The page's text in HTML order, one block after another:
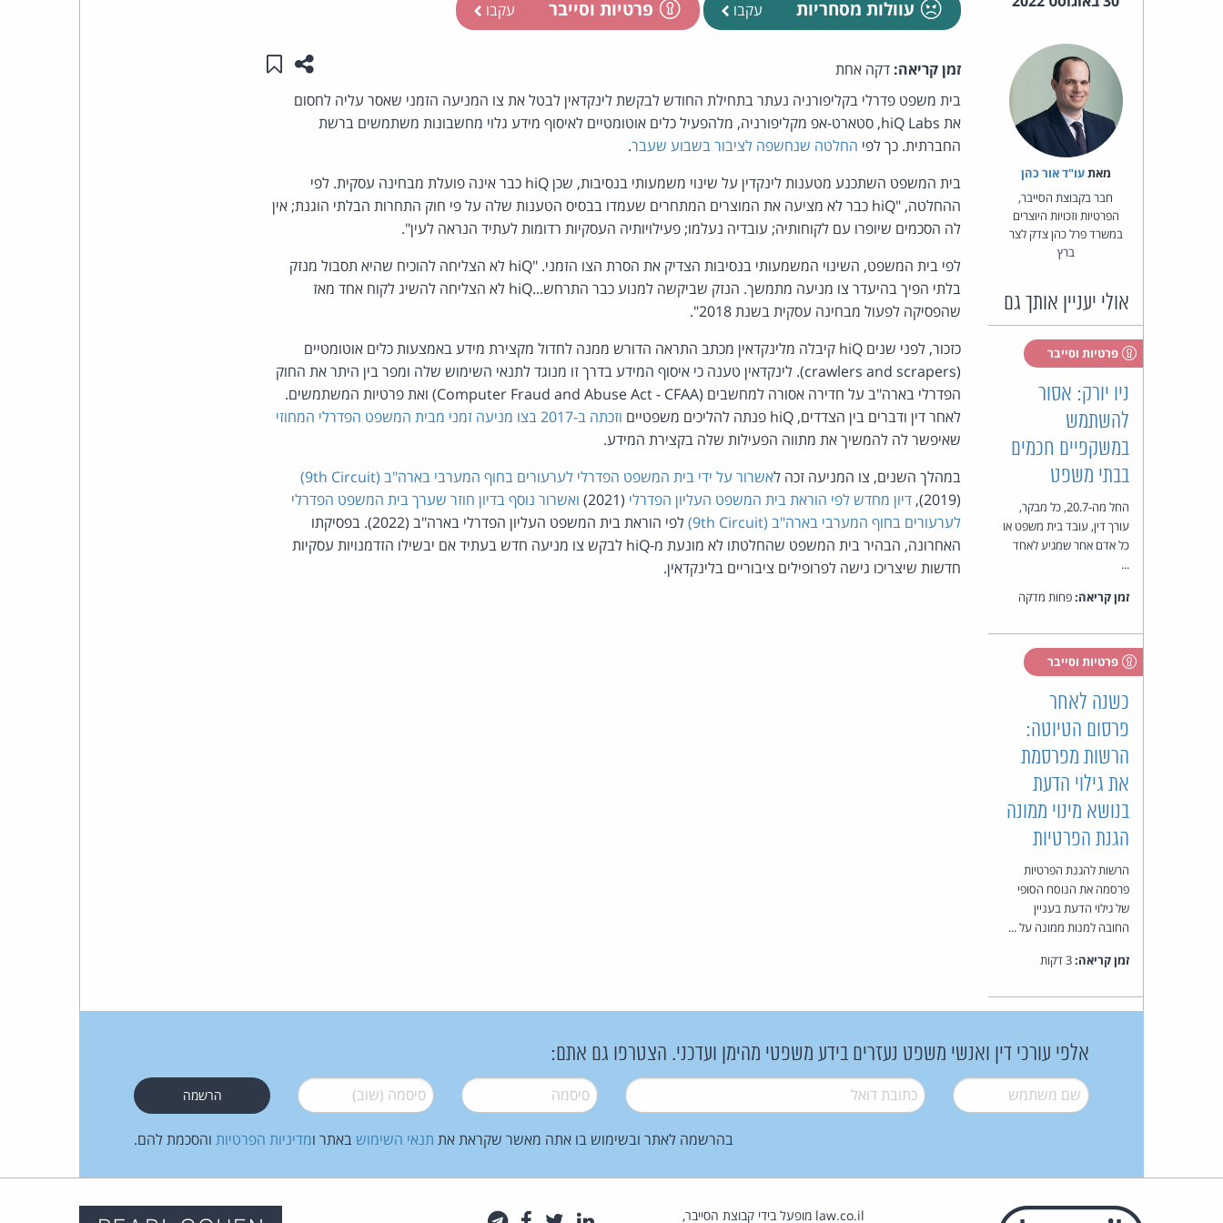
עוולות מסחריות עקבו פרטיות וסייבר עקבו
מאת‏עו"ד אור כהן
חבר בקבוצת הסייבר,
הפרטיות וזכויות היוצרים
במשרד פרל כהן צדק לצר
ברץ
אולי יעניין אותך גם
פרטיות וסייבר
ניו יורק: אסור
להשתמש
במשקפיים חכמים
בבתי משפט
החל מה-20.7, כל מבקר,
עורך דין, עובד בית משפט או
כל אדם אחר שמגיע לאחד
...
זמן קריאה:פחות מדקה
פרטיות וסייבר
כשנה לאחר
פרסום הטיוטה:
הרשות מפרסמת
את גילוי הדעת
בנושא מינוי ממונה
הגנת הפרטיות
הרשות להגנת הפרטיות
פרסמה את הנוסח הסופי
של גילוי הדעת בעניין
החובה למנות ממונה על ...
זמן קריאה:
זמן קריאה: דקה אחת שתפו עמוד זה
שמור ב"תכנים שלי"
בית משפט פדרלי בקליפורניה נעתר בתחילת החודש לבקשת לינקדאין לבטל את צו המניעה הזמני שאסר עליה לחסום
את hiQ Labs, סטארט-אפ מקליפורניה, מלהפעיל כלים אוטומטיים לאיסוף מידע גלוי מחשבונות משתמשים ברשת
החברתית. כך לפי החלטה שנחשפה לציבור בשבוע שעבר.
בית המשפט השתכנע מטענות לינקדין על שינוי משמעותי בנסיבות, שכן hiQ כבר אינה פועלת מבחינה עסקית. לפי
ההחלטה, "hiQ כבר לא מציעה את המוצרים המתחרים שעמדו בבסיס הטענות שלה על פי חוק התחרות הבלתי הוגנת; אין
לה הסכמים שיופרו עם לקוחותיה; עובדיה נעלמו; פעילויותיה העסקיות רדומות לעתיד הנראה לעין".
לפי בית המשפט, השינוי המשמעותי בנסיבות הצדיק את הסרת הצו הזמני. "hiQ לא הצליחה להוכיח שהיא תסבול מנזק
בלתי הפיך בהיעדר צו מניעה מתמשך. הנזק שביקשה למנוע כבר התרחש...hiQ לא הצליחה להשיג לקוח אחד מאז
שהפסיקה לפעול מבחינה עסקית בשנת 2018".
כזכור, לפני שנים hiQ קיבלה מלינקדאין מכתב התראה הדורש ממנה לחדול מקצירת מידע באמצעות כלים אוטומטיים
(crawlers and scrapers). לינקדאין טענה כי איסוף המידע בדרך זו מנוגד לתנאי השימוש שלה ומפר בין היתר את החוק
הפדרלי בארה"ב על חדירה אסורה למחשבים (Computer Fraud and Abuse Act - CFAA) ואת פרטיות המשתמשים.
לאחר דין ודברים בין הצדדים, hiQ פנתה להליכים משפטיים
וזכתה ב-2017 בצו מניעה זמני מבית המשפט הפדרלי המחוזי
שאיפשר לה להמשיך את מתווה הפעילות שלה בקצירת המידע.
במהלך השנים, צו המניעה זכה לאשרור על ידי בית המשפט הפדרלי לערעורים בחוף המערבי בארה"ב (9th Circuit)
(2019),
דיון מחדש לפי הוראת בית המשפט העליון הפדרלי (2021)
ואשרור נוסף בדיון חוזר שערך בית המשפט הפדרלי
לערעורים בחוף המערבי בארה"ב (9th Circuit)
לפי הוראת בית המשפט העליון הפדרלי בארה"ב (2022). בפסיקתו
האחרונה, הבהיר בית המשפט שהחלטתו לא מונעת מ-hiQ לבקש צו מניעה חדש בעתיד אם יבשילו הזדמנויות עסקיות
חדשות שיצריכו גישה לפרופילים ציבוריים בלינקדאין.
אלפי עורכי דין ואנשי משפט נעזרים בידע משפטי מהימן ועדכני. הצטרפו גם אתם:
שם משתמש* דואל* סיסמה* סיסמה (שוב)*
בהרשמה לאתר ובשימוש בו אתה מאשר שקראת את תנאי השימוש באתר ומדיניות הפרטיות והסכמת להם.
law.co.il מופעל בידי קבוצת הסייבר,